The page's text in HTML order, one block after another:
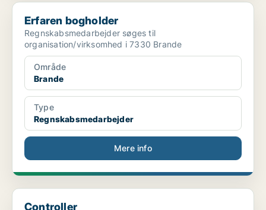
Erfaren bogholder
Erfaren bogholder
Regnskabsmedarbejder søges til
organisation/virksomhed i 7330 Brande
Område
Brande
Type
Regnskabsmedarbejder
Mere info
Controller
Controller